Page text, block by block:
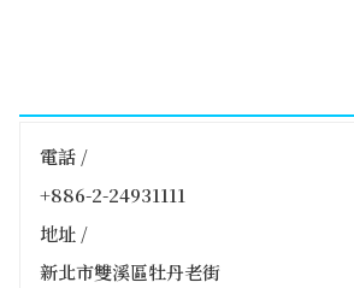
電話 /
+886-2-24931111
地址 /
新北市雙溪區牡丹老街